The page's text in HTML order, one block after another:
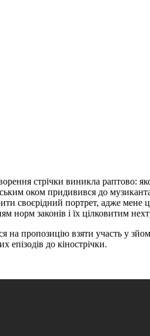
стрічки виникла раптово:
оком придивився до
своєрідний портрет, адже мене
норм законів і їх цілковитим
на пропозицію взяти участь у
епізодів до кінострічки.